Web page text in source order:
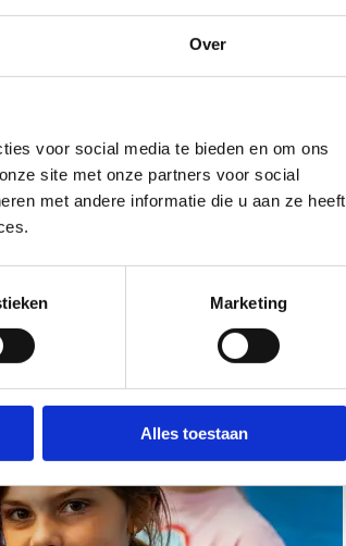
Over
voor social media te bieden en om ons
site met onze partners voor social
met andere informatie die u aan ze heeft
Marketing
Alles toestaan
Dan krijgen jullie